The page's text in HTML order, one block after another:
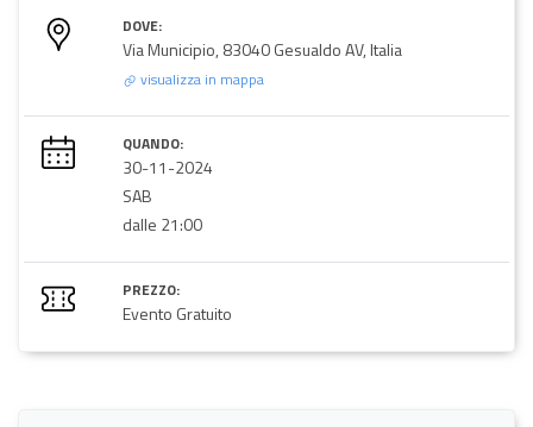
DOVE:
Via Municipio, 83040 Gesualdo AV, Italia
visualizza in mappa
QUANDO:
30-11-2024
SAB
dalle 21:00
PREZZO:
Evento Gratuito